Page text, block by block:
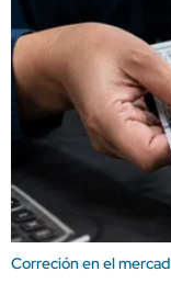
Correción en el